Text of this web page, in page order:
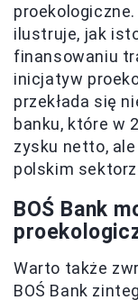
ilustruje, jak
finansowaniu
inicjatyw
przekłada się
banku, które w
zysku netto,
polskim
BOŚ Bank
Warto także
BOŚ Bank